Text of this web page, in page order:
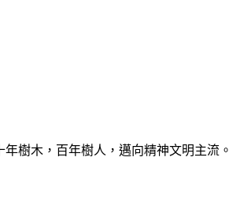
樹木，百年樹人，邁向精神文明主流。